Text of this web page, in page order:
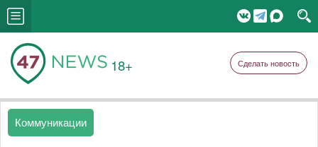
18+ Сделать новость
Коммуникации